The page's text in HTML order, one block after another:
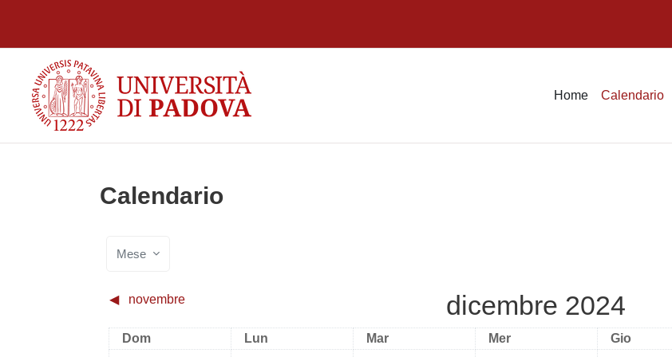
Home Calendario
Calendario
Mese
◀︎ novembre dicembre 2024
Domenica
Dom Lunedi
Lun Martedì
Mar Mercoledì
Mer Giovedì
Gio